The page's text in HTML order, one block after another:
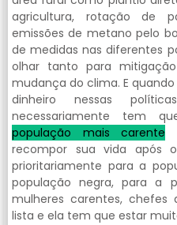
agricultura, rotação de
emissões de metano pelo
de medidas nas diferentes
olhar tanto para
mudança do clima. E
dinheiro nessas
necessariamente tem
população mais carente
recompor sua vida após
prioritariamente para a
população negra, para a
mulheres carentes,
lista e ela tem que estar